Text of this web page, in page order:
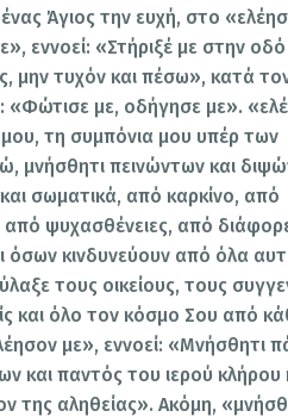
Άγιος την ευχή, στο
εννοεί: «Στήριξέ με στην
μην τυχόν και πέσω», κατά
«Φώτισε με, οδήγησε με».
τη συμπόνια μου υπέρ των
μνήσθητι πεινώντων και
σωματικά, από καρκίνο, από
από ψυχασθένειες, από
όσων κινδυνεύουν από όλα
τους οικείους, τους
και όλο τον κόσμο Σου από
με», εννοεί: «Μνήσθητι
και παντός του ιερού κλήρου
της αληθείας». Ακόμη,